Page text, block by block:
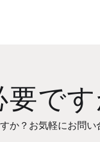
です
か？お気軽にお問い